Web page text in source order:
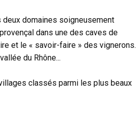
domaines soigneusement
dans une des caves de
et le « savoir-faire » des vignerons.
du Rhône...
classés parmi les plus beaux